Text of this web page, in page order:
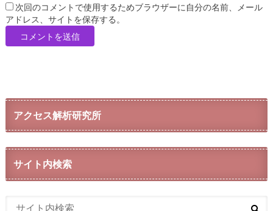
次回のコメントで使用するためブラウザーに自分の名前、メール
アドレス、サイトを保存する。
アクセス解析研究所
サイト内検索